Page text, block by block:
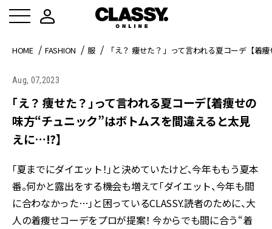
HOME FASHION 服 「え？ 痩せた？」って言われる夏コーデ【着
Aug, 07,2023
「え？ 痩せた？」って言われる夏コーデ【着痩せの
味方“チュニック”はボトムスを間違えると太見
えに…!?】
「夏までにダイエット！」と決めていたけど、今年ももう夏本
番。何かと露出をする機会も増えて「ダイエット、今年も間
に合わなかった…」と困っているCLASSY.読者のために、大
人の着痩せコーデをプロが提案！ 今からでも間に合う“着